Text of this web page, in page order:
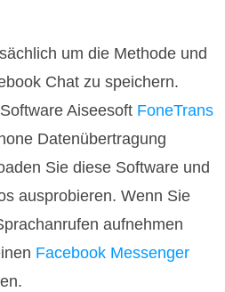
um die Methode und
Chat zu speichern.
Aiseesoft FoneTrans
Datenübertragung
Sie diese Software und
ausprobieren. Wenn Sie
aufnehmen
Facebook Messenger